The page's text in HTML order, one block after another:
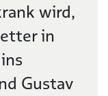
wird,
in
Gustav